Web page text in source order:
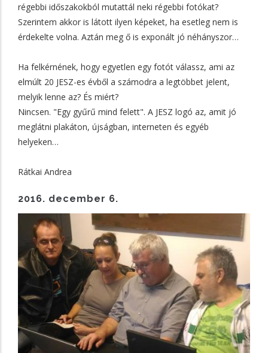
régebbi időszakokból mutattál neki régebbi fotókat?
Szerintem akkor is látott ilyen képeket, ha esetleg nem is
érdekelte volna. Aztán meg ő is exponált jó néhányszor…
Ha felkérnének, hogy egyetlen egy fotót válassz, ami az
elmúlt 20 JESZ-es évből a számodra a legtöbbet jelent,
melyik lenne az? És miért?
Nincsen. "Egy gyűrű mind felett". A JESZ logó az, amit jó
meglátni plakáton, újságban, interneten és egyéb
helyeken…
Rátkai Andrea
2016. december 6.